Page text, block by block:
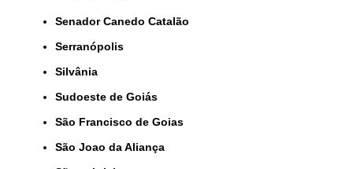
Senador Canedo Catalão
Serranópolis
Silvânia
Sudoeste de Goiás
São Francisco de Goias
São Joao da Aliança